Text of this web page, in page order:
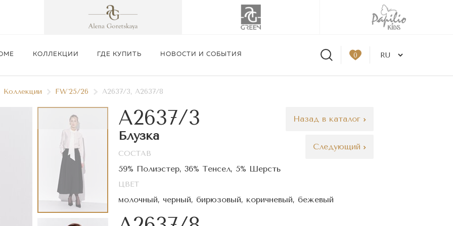
КОЛЛЕКЦИИ ГДЕ КУПИТЬ НОВОСТИ И СОБЫТИЯ 0
Коллекции FW`25/26 A2637/3, A2637/8
A2637/3
Блузка
СОСТАВ
59% Полиэстер, 36% Тенсел, 5% Шерсть
ЦВЕТ
молочный, черный, бирюзовый, коричневый, бежевый
Назад в каталог
Следующий